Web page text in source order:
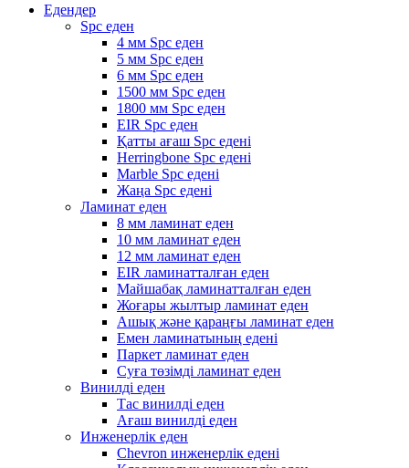
Едендер
Spc еден
4 мм Spc еден
5 мм Spc еден
6 мм Spc еден
1500 мм Spc еден
1800 мм Spc еден
EIR Spc еден
Қатты ағаш Spc едені
Herringbone Spc едені
Marble Spc едені
Жаңа Spc едені
Ламинат еден
8 мм ламинат еден
10 мм ламинат еден
12 мм ламинат еден
EIR ламинатталған еден
Майшабақ ламинатталған еден
Жоғары жылтыр ламинат еден
Ашық және қараңғы ламинат еден
Емен ламинатының едені
Паркет ламинат еден
Суға төзімді ламинат еден
Винилді еден
Тас винилді еден
Ағаш винилді еден
Инженерлік еден
Chevron инженерлік едені